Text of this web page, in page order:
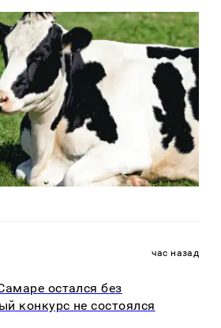
час назад
остался без
конкурс не состоялся